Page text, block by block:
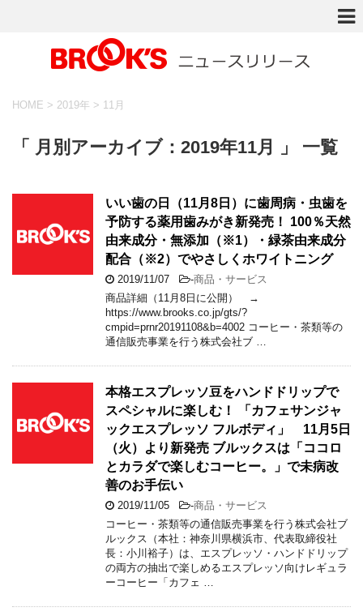
HOME > 2019年 > 11月
「 月別アーカイブ：2019年11月 」 一覧
いい歯の日（11月8日）に歯周病・虫歯を
予防する薬用歯みがき新発売！ 100％天然
由来成分・無添加（※1）・緑茶由来成分
配合（※2）でやさしくホワイトニング
2019/11/07 -商品・サービス
商品詳細（11月8日に公開） →
https://www.brooks.co.jp/gts/?
cmpid=prnr20191108&b=4002 コーヒー・茶類等の
通信販売事業を行う株式会社ブ …
本格エスプレッソ豆をハンドドリップで
スペシャルに楽しむ！ 「カフェサンジャ
ックエスプレッソ フルボディ」 11月5日
（火）より新発売 ブルックスは「ココロ
とカラダで楽しむコーヒー。」で未病改
善のお手伝い
2019/11/05 -商品・サービス
コーヒー・茶類等の通信販売事業を行う株式会社ブ
ルックス（本社：神奈川県横浜市、代表取締役社
長：小川裕子）は、エスプレッソ・ハンドドリップ
の両方の抽出で楽しめるエスプレッソ向けレギュラ
ーコーヒー「カフェ …